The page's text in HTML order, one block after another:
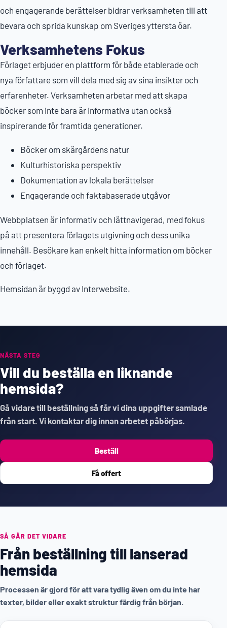
och engagerande berättelser bidrar verksamheten till att
bevara och sprida kunskap om Sveriges yttersta öar.
Verksamhetens Fokus
Förlaget erbjuder en plattform för både etablerade och
nya författare som vill dela med sig av sina insikter och
erfarenheter. Verksamheten arbetar med att skapa
böcker som inte bara är informativa utan också
inspirerande för framtida generationer.
Böcker om skärgårdens natur
Kulturhistoriska perspektiv
Dokumentation av lokala berättelser
Engagerande och faktabaserade utgåvor
Webbplatsen är informativ och lättnavigerad, med fokus
på att presentera förlagets utgivning och dess unika
innehåll. Besökare kan enkelt hitta information om böcker
och förlaget.
Hemsidan är byggd av Interwebsite.
NÄSTA STEG
Vill du beställa en liknande
hemsida?
Gå vidare till beställning så får vi dina uppgifter samlade
från start. Vi kontaktar dig innan arbetet påbörjas.
Beställ
Få offert
SÅ GÅR DET VIDARE
Från beställning till lanserad
hemsida
Processen är gjord för att vara tydlig även om du inte har
texter, bilder eller exakt struktur färdig från början.